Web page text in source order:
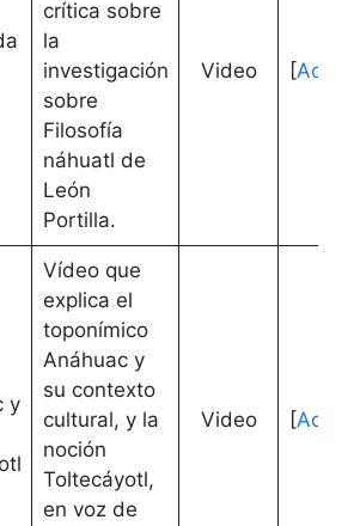
crítica sobre
la
investigación
sobre
Filosofía
náhuatl de
León
Portilla.
Video [
y
Vídeo que
explica el
toponímico
Anáhuac y
su contexto
cultural, y la
noción
Toltecáyotl,
en voz de
Video [